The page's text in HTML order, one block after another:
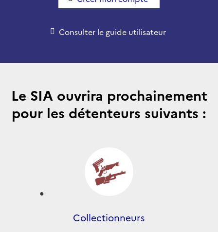
Consulter le guide utilisateur
Le SIA ouvrira prochainement
pour les détenteurs suivants :
Collectionneurs